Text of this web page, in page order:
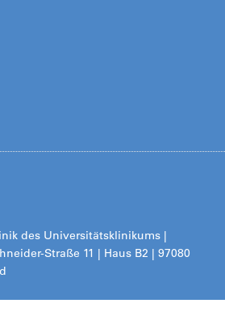
des Universitätsklinikums |
Straße 11 | Haus B2 | 97080